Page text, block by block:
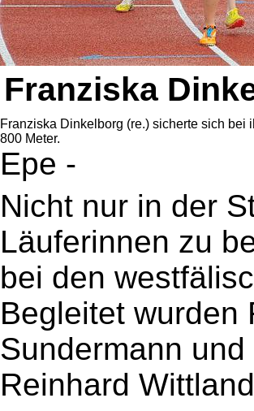
Franziska
Franziska Dinkelborg (re.) sicherte sich
800 Meter.
Epe -
Nicht nur in der
Läuferinnen zu
bei den
Begleitet wurden
Sundermann
Reinhard